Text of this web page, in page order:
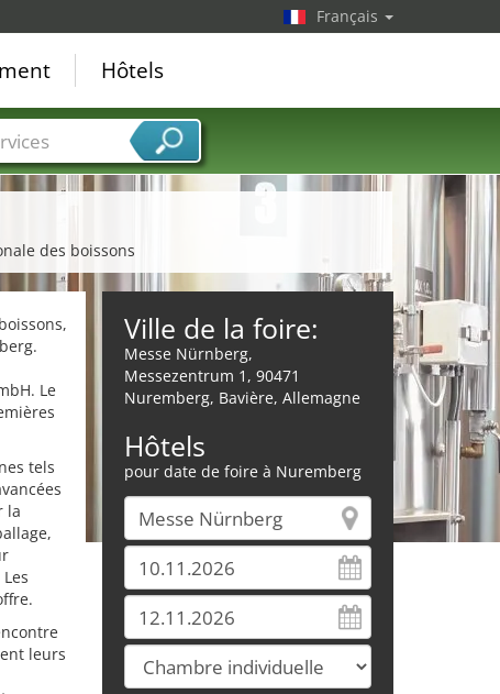
des boissons
Le
tels
la
leurs
Ville de la foire:
Messe Nürnberg,
Messezentrum 1, 90471
Nuremberg, Bavière, Allemagne
Hôtels
pour date de foire à Nuremberg
Français
Hôtels